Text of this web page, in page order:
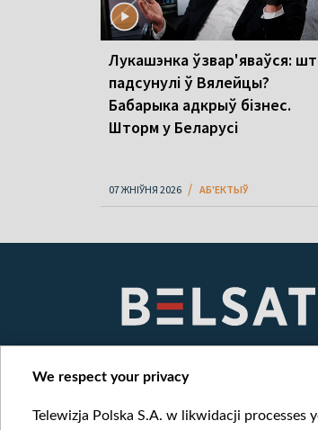
Лукашэнка ўзвар'яваўся:
падсунулі ў Вялейцы?
Бабарыка адкрыў бізнес.
Шторм у Беларусі
07 ЖНІЎНЯ 2026 АБ'ЕКТЫЎ
We respect your privacy
Telewizja Polska S.A. w likwidacji